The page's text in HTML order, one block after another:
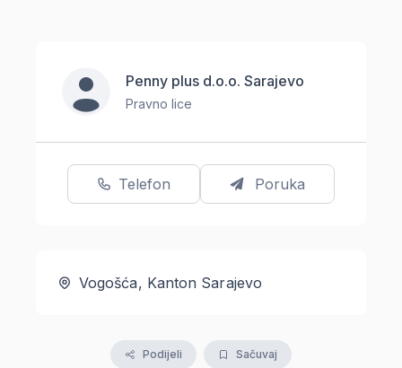
Penny plus d.o.o. Sarajevo
Pravno lice
Telefon Poruka
Vogošća, Kanton Sarajevo
Podijeli Sačuvaj